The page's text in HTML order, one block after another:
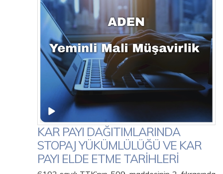
KAR PAYI DAĞITIMLARINDA
STOPAJ YÜKÜMLÜLÜĞÜ VE KAR
PAYI ELDE ETME TARİHLERİ